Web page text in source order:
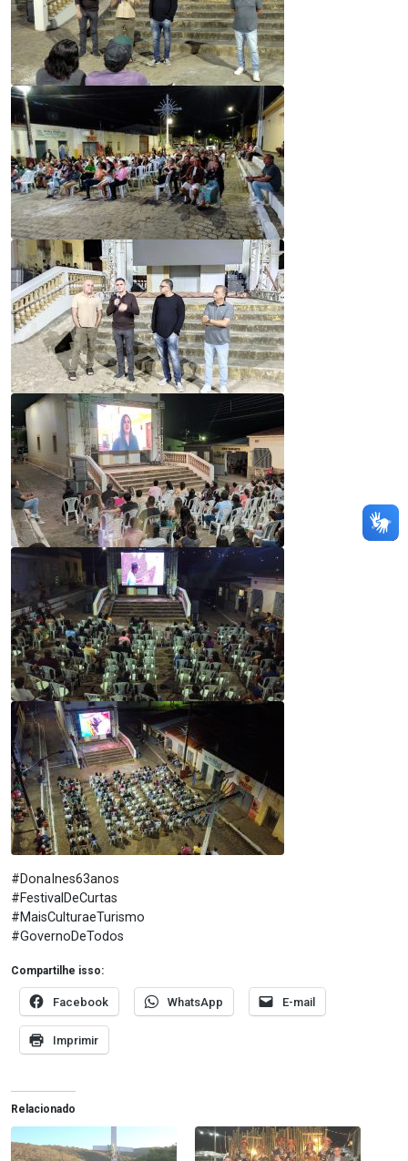
#DonaInes63anos
#FestivalDeCurtas
#MaisCulturaeTurismo
#GovernoDeTodos
Compartilhe isso:
Facebook WhatsApp E-mail
Imprimir
Relacionado